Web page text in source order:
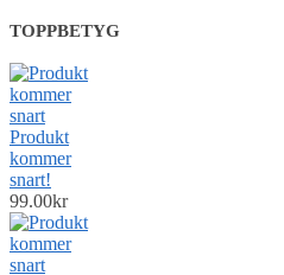
TOPPBETYG
Produkt
kommer
snart!
99.00kr